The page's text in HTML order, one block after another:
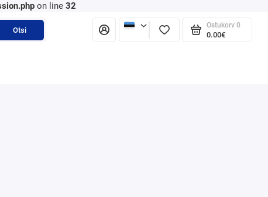
on line 32
Otsi
Ostukorv 0
0.00€